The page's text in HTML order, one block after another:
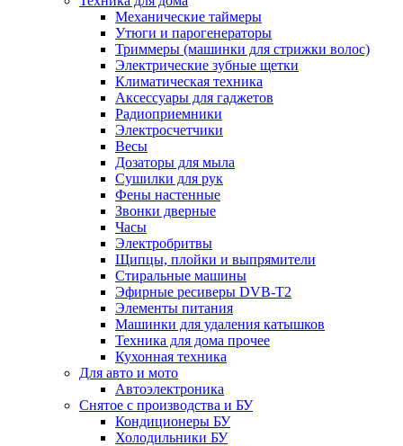
Механические таймеры
Утюги и парогенераторы
Триммеры (машинки для стрижки волос)
Электрические зубные щетки
Климатическая техника
Аксессуары для гаджетов
Радиоприемники
Электросчетчики
Весы
Дозаторы для мыла
Сушилки для рук
Фены настенные
Звонки дверные
Часы
Электробритвы
Щипцы, плойки и выпрямители
Стиральные машины
Эфирные ресиверы DVB-T2
Элементы питания
Машинки для удаления катышков
Техника для дома прочее
Кухонная техника
Для авто и мото
Автоэлектроника
Снятое с производства и БУ
Кондиционеры БУ
Холодильники БУ